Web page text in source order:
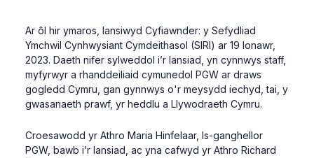
Ar ôl hir ymaros, lansiwyd Cyfiawnder: y Sefydliad
Ymchwil Cynhwysiant Cymdeithasol (SIRI) ar 19 Ionawr,
2023. Daeth nifer sylweddol i’r lansiad, yn cynnwys staff,
myfyrwyr a rhanddeiliaid cymunedol PGW ar draws
gogledd Cymru, gan gynnwys o'r meysydd iechyd, tai, y
gwasanaeth prawf, yr heddlu a Llywodraeth Cymru.
Croesawodd yr Athro Maria Hinfelaar, Is-ganghellor
PGW, bawb i’r lansiad, ac yna cafwyd yr Athro Richard